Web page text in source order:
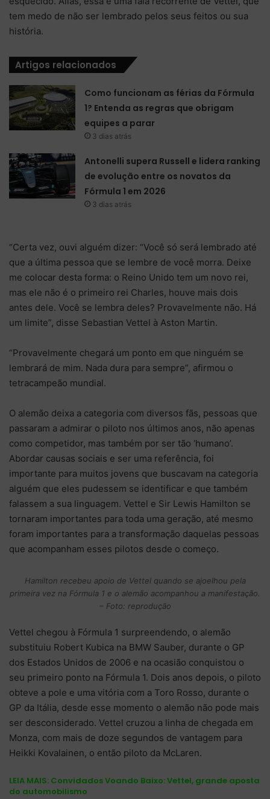
tem medo de não ser lembrado pelos seus feitos ou sua
história.
Artigos relacionados
Como funcionam as férias da Fórmula
1? Entenda as regras que obrigam
equipes a parar
3 dias atrás
Antonelli supera Russell e lidera ranking
de evolução entre os novatos da
Fórmula 1 em 2026
3 dias atrás
“Certa vez, ouvi alguém dizer: “Você só será lembrado até
que a última pessoa que se lembre de você morra. Deixe
me colocar desta forma: o Reino Unido tem um novo rei,
mas ele não é o primeiro rei Charles, houve mais dois
antes dele. Você se lembra deles? Provavelmente não. Há
um limite”, disse Sebastian Vettel à Aston Martin.
“Provavelmente chegará um ponto em que ninguém se
lembrará de mim. Nada dura para sempre”, afirmou o
tetracampeão mundial.
O alemão deixa a categoria com diversos fãs, pessoas que
passaram a admirar o piloto nos últimos anos, não apenas
como competidor, mas também por ser tão ‘humano’.
Abordar causas sociais e ser uma referência, foi
importante para muitos jovens que buscavam na categoria
alguém que eles pudessem se identificar e que também
falassem a sua linguagem. Vettel e Sir Lewis Hamilton se
tornaram importantes para toda uma geração, até mesmo
foram importantes para a transformação daquelas pessoas
que acompanham esses pilotos desde o começo.
Hamilton recebeu apoio de Vettel quando se ajoelhou pela
primeira vez na Fórmula 1 e o alemão acompanhou a manifestação.
– Foto: reprodução
Vettel chegou à Fórmula 1 surpreendendo, o alemão
substituiu Robert Kubica na BMW Sauber, durante o GP
dos Estados Unidos de 2006 e na ocasião conquistou o
seu primeiro ponto na Fórmula 1. Dois anos depois, o piloto
obteve a pole e uma vitória com a Toro Rosso, durante o
GP da Itália, desde esse momento o alemão não pode mais
ser desconsiderado. Vettel cruzou a linha de chegada em
Monza, com mais de doze segundos de vantagem para
Heikki Kovalainen, o então piloto da McLaren.
LEIA MAIS: Convidados Voando Baixo: Vettel, grande aposta
do automobilismo